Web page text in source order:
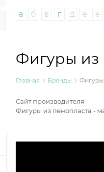
а б в г д е ё
Фигуры из
Главная Бренды Фигуры
Сайт производителя
Фигуры из пенопласта -